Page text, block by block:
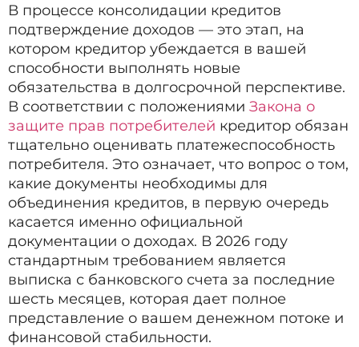
В процессе консолидации кредитов
подтверждение доходов — это этап, на
котором кредитор убеждается в вашей
способности выполнять новые
обязательства в долгосрочной перспективе.
В соответствии с положениями Закона о
защите прав потребителей кредитор обязан
тщательно оценивать платежеспособность
потребителя. Это означает, что вопрос о том,
какие документы необходимы для
объединения кредитов, в первую очередь
касается именно официальной
документации о доходах. В 2026 году
стандартным требованием является
выписка с банковского счета за последние
шесть месяцев, которая дает полное
представление о вашем денежном потоке и
финансовой стабильности.